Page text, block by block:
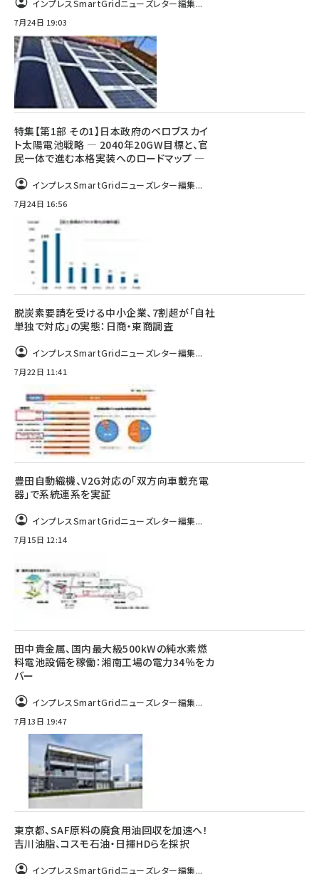
インプレスSmartGridニューズレター編集...
7月24日 19:03
特集【第1部 その1】日本政府のペロブスカイ
ト太陽電池戦略 ― 2040年20GW目標と、官
民一体で進む本格実装へのロードマップ ―
インプレスSmartGridニューズレター編集...
7月24日 16:56
脱炭素要請を受ける中小企業、7割超が「自社
単独で対応」の実態：日商・東商調査
インプレスSmartGridニューズレター編集...
7月22日 11:41
豊田自動織機、V2G対応の「双方向車載充電
器」で系統連系を実証
インプレスSmartGridニューズレター編集...
7月15日 12:14
田中貴金属、国内最大級500kWの純水素燃
料電池設備を稼働：湘南工場の電力34％をカ
バー
インプレスSmartGridニューズレター編集...
7月13日 19:47
東京都、SAF原料の廃食用油回収を加速へ！
吉川油脂、コスモ石油・日揮HDらを採択
インプレスSmartGridニューズレター編集...